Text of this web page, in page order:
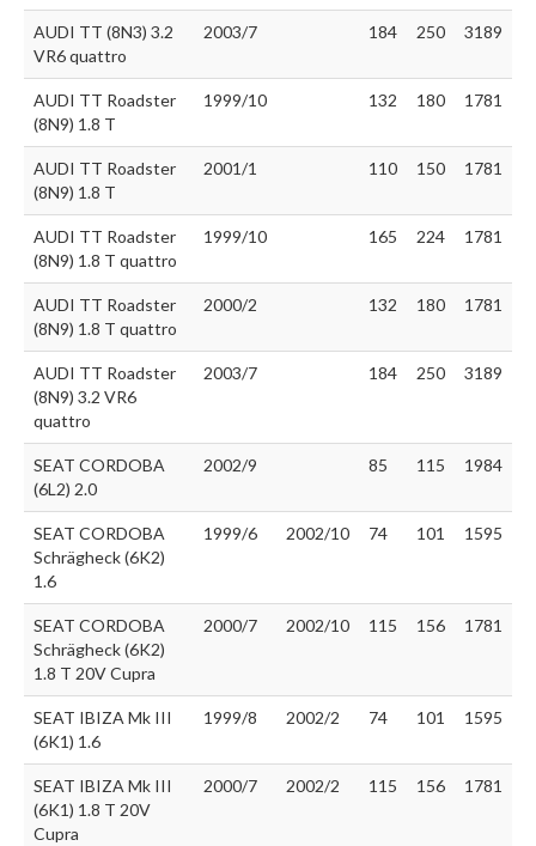
AUDI TT (8N3) 3.2
VR6 quattro
2003/7 184 250 3189
AUDI TT Roadster
(8N9) 1.8 T
1999/10 132 180 1781
AUDI TT Roadster
(8N9) 1.8 T
2001/1 110 150 1781
AUDI TT Roadster
(8N9) 1.8 T quattro
1999/10 165 224 1781
AUDI TT Roadster
(8N9) 1.8 T quattro
2000/2 132 180 1781
AUDI TT Roadster
(8N9) 3.2 VR6
quattro
2003/7 184 250 3189
SEAT CORDOBA
(6L2) 2.0
2002/9 85 115 1984
SEAT CORDOBA
Schrägheck (6K2)
1.6
1999/6 2002/10 74 101 1595
SEAT CORDOBA
Schrägheck (6K2)
1.8 T 20V Cupra
2000/7 2002/10 115 156 1781
SEAT IBIZA Mk III
(6K1) 1.6
1999/8 2002/2 74 101 1595
SEAT IBIZA Mk III
(6K1) 1.8 T 20V
Cupra
2000/7 2002/2 115 156 1781